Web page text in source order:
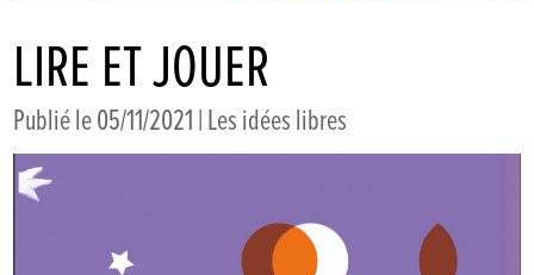
LIRE ET JOUER
Publié le 05/11/2021 |Les idées libres